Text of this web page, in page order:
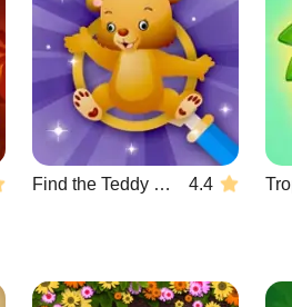
Find the Teddy Bear 4.4